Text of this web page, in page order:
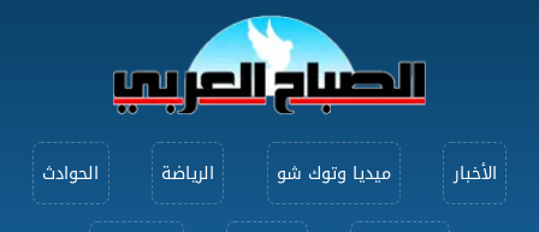
الأخبار ميديا وتوك شو الرياضة الحوادث